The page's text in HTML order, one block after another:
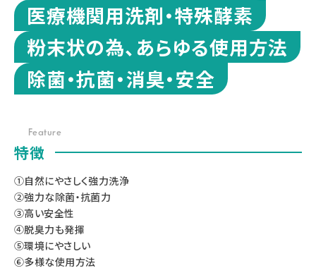
医療機関用洗剤・特殊酵素
粉末状の為、あらゆる使用方法
除菌・抗菌・消臭・安全
Feature
特徴
①自然にやさしく強力洗浄
②強力な除菌・抗菌力
③高い安全性
④脱臭力も発揮
⑤環境にやさしい
⑥多様な使用方法